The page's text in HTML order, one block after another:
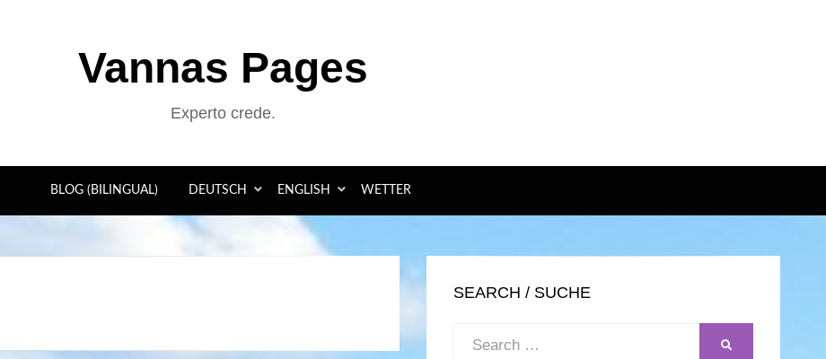
Vannas Pages
Experto crede.
BLOG (BILINGUAL) DEUTSCH ENGLISH WETTER
SEARCH / SUCHE
Search